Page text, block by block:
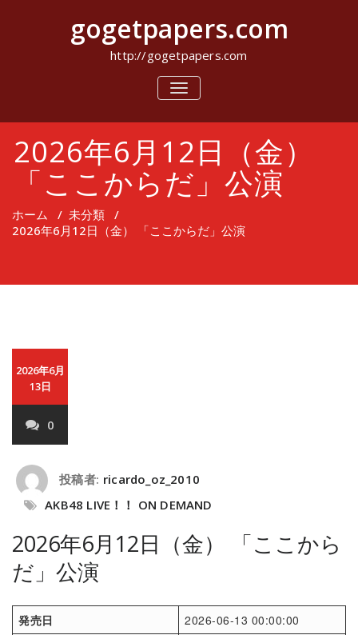
キ
gogetpapers.com
http://gogetpapers.com
ナ
ビ
シ
ョ
を
切
替
え
2026年6月12日（金）
「ここからだ」公演
ホーム / 未分類 /
2026年6月12日（金） 「ここからだ」公演
2026年6月
13日
0
投稿者: ricardo_oz_2010
AKB48 LIVE！！ ON DEMAND
2026年6月12日（金） 「ここから
だ」公演
発売日
2026-06-13 00:00:00